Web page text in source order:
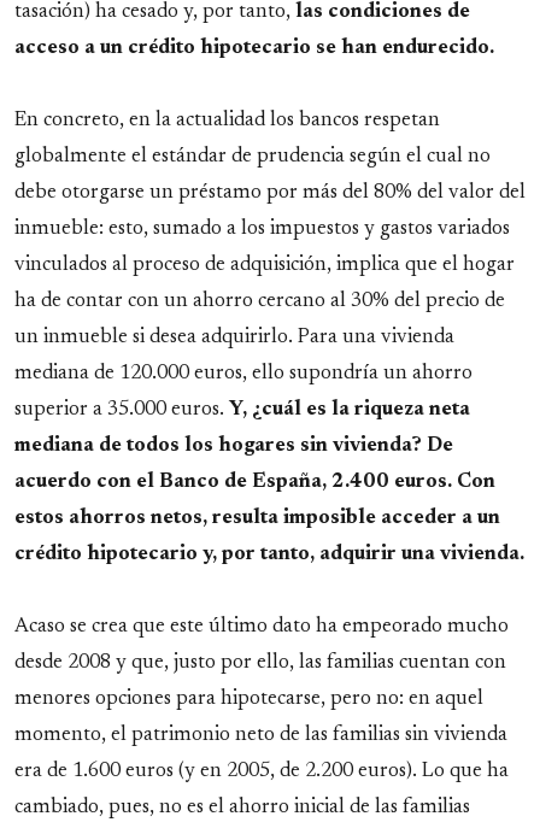
tasación) ha cesado y, por tanto, las condiciones de
acceso a un crédito hipotecario se han endurecido.
En concreto, en la actualidad los bancos respetan
globalmente el estándar de prudencia según el cual no
debe otorgarse un préstamo por más del 80% del valor del
inmueble: esto, sumado a los impuestos y gastos variados
vinculados al proceso de adquisición, implica que el hogar
ha de contar con un ahorro cercano al 30% del precio de
un inmueble si desea adquirirlo. Para una vivienda
mediana de 120.000 euros, ello supondría un ahorro
superior a 35.000 euros. Y, ¿cuál es la riqueza neta
mediana de todos los hogares sin vivienda? De
acuerdo con el Banco de España, 2.400 euros. Con
estos ahorros netos, resulta imposible acceder a un
crédito hipotecario y, por tanto, adquirir una vivienda.
Acaso se crea que este último dato ha empeorado mucho
desde 2008 y que, justo por ello, las familias cuentan con
menores opciones para hipotecarse, pero no: en aquel
momento, el patrimonio neto de las familias sin vivienda
era de 1.600 euros (y en 2005, de 2.200 euros). Lo que ha
cambiado, pues, no es el ahorro inicial de las familias